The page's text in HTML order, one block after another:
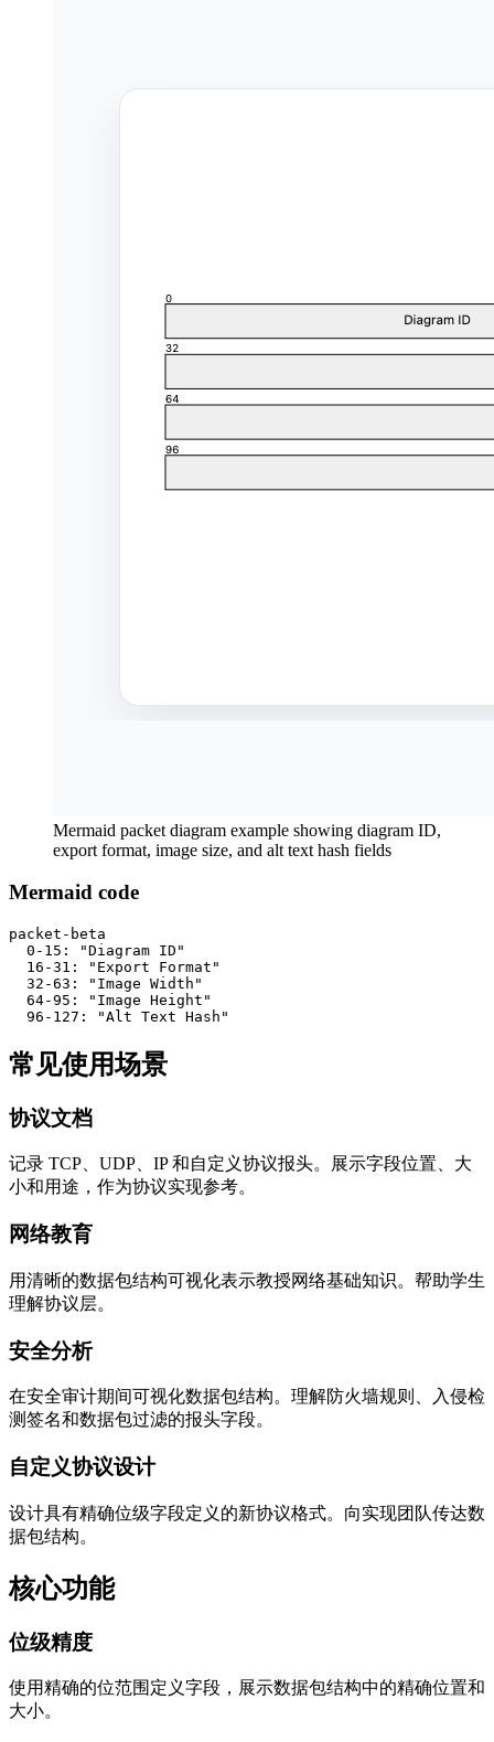
Mermaid packet diagram example showing diagram ID,
export format, image size, and alt text hash fields
Mermaid code
packet-beta
  0-15: "Diagram ID"
  16-31: "Export Format"
  32-63: "Image Width"
  64-95: "Image Height"
  96-127: "Alt Text Hash"
常见使用场景
协议文档
记录 TCP、UDP、IP 和自定义协议报头。展示字段位置、大
小和用途，作为协议实现参考。
网络教育
用清晰的数据包结构可视化表示教授网络基础知识。帮助学生
理解协议层。
安全分析
在安全审计期间可视化数据包结构。理解防火墙规则、入侵检
测签名和数据包过滤的报头字段。
自定义协议设计
设计具有精确位级字段定义的新协议格式。向实现团队传达数
据包结构。
核心功能
位级精度
使用精确的位范围定义字段，展示数据包结构中的精确位置和
大小。